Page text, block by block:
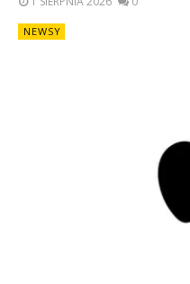
NEWSY